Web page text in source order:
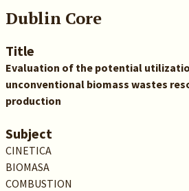
Dublin Core
Title
Evaluation of the potential
unconventional biomass wastes
production
Subject
CINETICA
BIOMASA
COMBUSTION